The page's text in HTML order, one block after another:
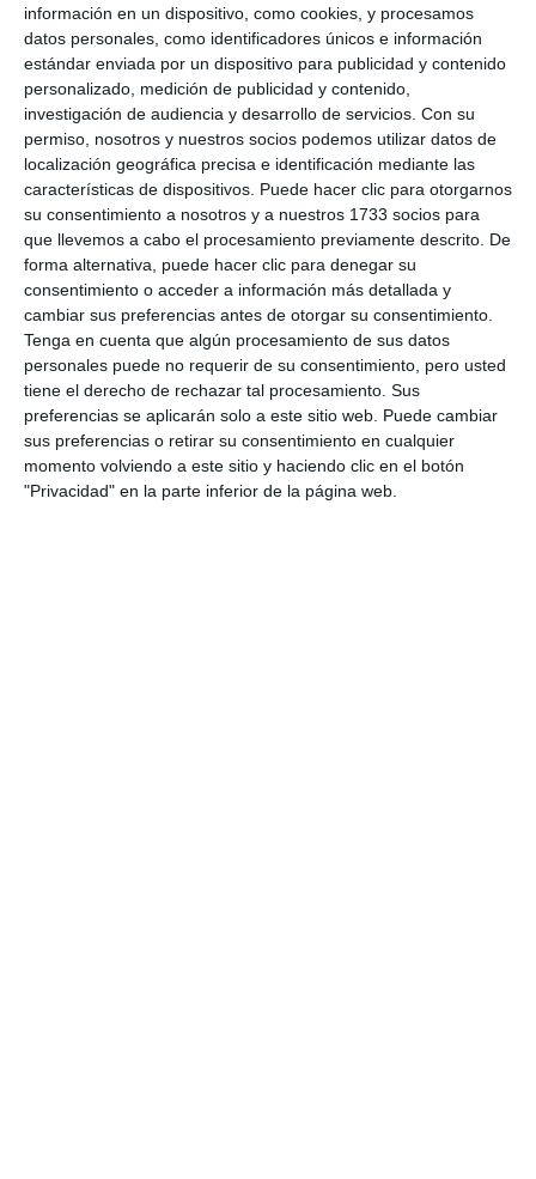
información en un dispositivo, como cookies, y procesamos
datos personales, como identificadores únicos e información
estándar enviada por un dispositivo para publicidad y contenido
personalizado, medición de publicidad y contenido,
investigación de audiencia y desarrollo de servicios. Con su
permiso, nosotros y nuestros socios podemos utilizar datos de
localización geográfica precisa e identificación mediante las
características de dispositivos. Puede hacer clic para otorgarnos
su consentimiento a nosotros y a nuestros 1733 socios para
que llevemos a cabo el procesamiento previamente descrito. De
forma alternativa, puede hacer clic para denegar su
consentimiento o acceder a información más detallada y
cambiar sus preferencias antes de otorgar su consentimiento.
Tenga en cuenta que algún procesamiento de sus datos
personales puede no requerir de su consentimiento, pero usted
tiene el derecho de rechazar tal procesamiento. Sus
preferencias se aplicarán solo a este sitio web. Puede cambiar
sus preferencias o retirar su consentimiento en cualquier
momento volviendo a este sitio y haciendo clic en el botón
"Privacidad" en la parte inferior de la página web.